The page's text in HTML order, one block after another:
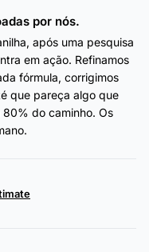
por nós.
após uma pesquisa
em ação. Refinamos
fórmula, corrigimos
que pareça algo que
80% do caminho. Os